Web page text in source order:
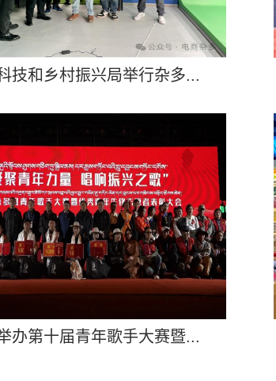
技和乡村振兴局举行杂多...
办第十届青年歌手大赛暨...